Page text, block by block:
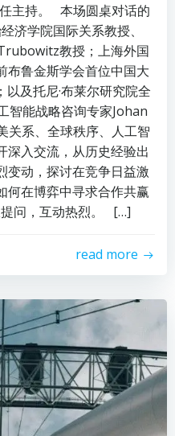
主持。 本场圆桌对话的
济学院国际关系教授、
教授；上海外国
布鲁金斯学会首位中国大
及托尼·布莱尔研究院全
智能战略咨询专家Johan
系、全球秩序、人工智
深入交流，从历史经验出
变动，探讨在竞争日益激
何在博弈中寻求合作共赢
问，互动热烈。 […]
read more